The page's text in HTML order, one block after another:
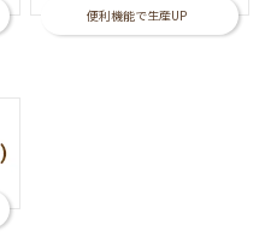
便利機能で生産UP